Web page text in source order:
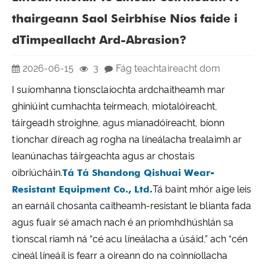
thairgeann Saol Seirbhíse Níos faide i
dTimpeallacht Ard-Abrasion?
2026-06-15 3
Fág teachtaireacht dom
I suíomhanna tionsclaíochta ardchaitheamh mar
ghiniúint cumhachta teirmeach, miotalóireacht,
táirgeadh stroighne, agus mianadóireacht, bíonn
tionchar díreach ag rogha na líneálacha trealaimh ar
leanúnachas táirgeachta agus ar chostais
oibriúcháin.Tá Tá Shandong Qishuai Wear-
Resistant Equipment Co., Ltd.Tá baint mhór aige leis
an earnáil chosanta caitheamh-resistant le blianta fada
agus fuair sé amach nach é an príomhdhúshlán sa
tionscal riamh ná “cé acu líneálacha a úsáid,” ach “cén
cineál líneáil is fearr a oireann do na coinníollacha